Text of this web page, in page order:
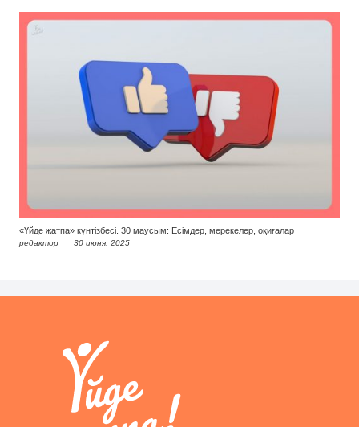
«Үйде жатпа» күнтізбесі. 30 маусым: Есімдер, мерекелер, оқиғалар
редактор 30 июня, 2025